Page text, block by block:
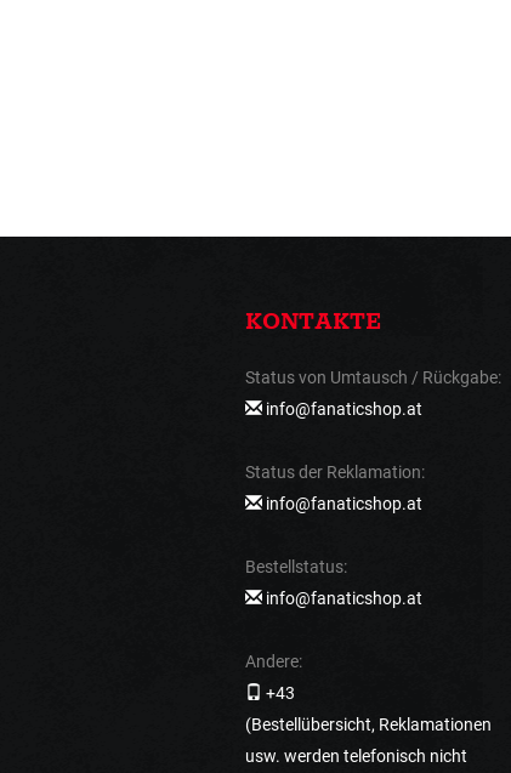
KONTAKTE
Status von Umtausch / Rückgabe:
info@fanaticshop.at
Status der Reklamation:
info@fanaticshop.at
Bestellstatus:
info@fanaticshop.at
Andere:
+43
(Bestellübersicht, Reklamationen
usw. werden telefonisch nicht